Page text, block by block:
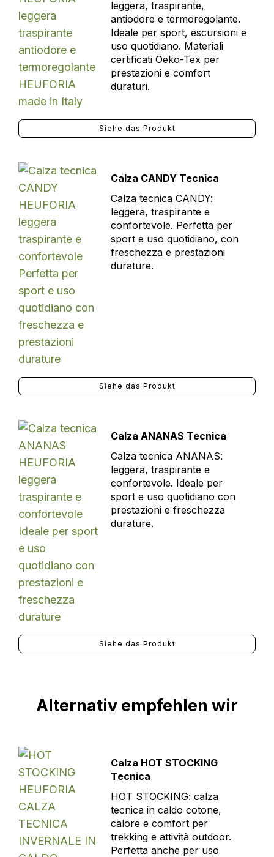
leggera, traspirante,
antiodore e termoregolante.
Ideale per sport, escursioni e
uso quotidiano. Materiali
certificati Oeko-Tex per
prestazioni e comfort
duraturi.
Siehe das Produkt
Calza CANDY Tecnica
Calza tecnica CANDY:
leggera, traspirante e
confortevole. Perfetta per
sport e uso quotidiano, con
freschezza e prestazioni
durature.
Siehe das Produkt
Calza ANANAS Tecnica
Calza tecnica ANANAS:
leggera, traspirante e
confortevole. Ideale per
sport e uso quotidiano con
prestazioni e freschezza
durature.
Siehe das Produkt
Alternativ empfehlen wir
Calza HOT STOCKING
Tecnica
HOT STOCKING: calza
tecnica in caldo cotone,
calore e comfort per
trekking e attività outdoor.
Perfetta anche per uso